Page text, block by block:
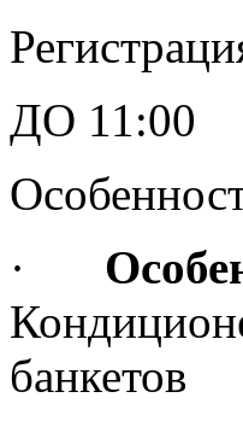
ДО 11:00
·
банкетов